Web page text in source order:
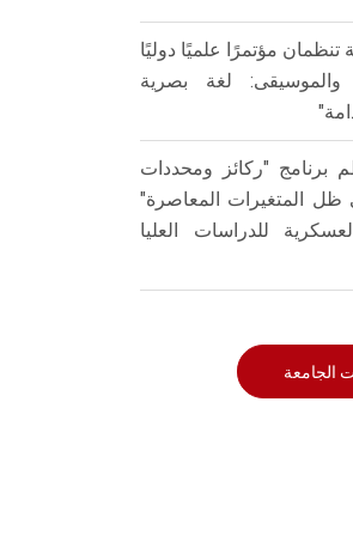
تنظمان مؤتمرًا علميًا دوليًا
والموسيقى: لغة بصرية
"ركائز ومحددات
المتغيرات المعاصرة"
للدراسات العليا
الجامعة